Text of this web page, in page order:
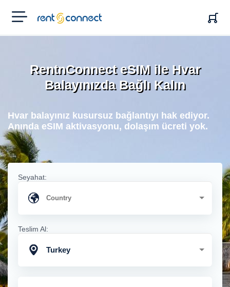
RENT'N
CONNECT
RentnConnect eSIM ile Hvar
Balayınızda Bağlı Kalın
Hvar balayınız kusursuz bağlantıyı hak ediyor.
Anında eSIM aktivasyonu, dolaşım ücreti yok.
Seyahat:
Teslim Al:
Turkey